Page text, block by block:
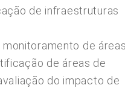
de infraestruturas
de áreas
de áreas de
do impacto de